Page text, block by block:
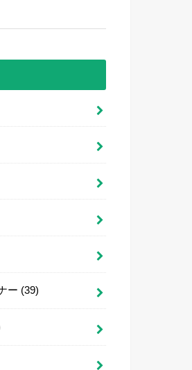
ー (39)